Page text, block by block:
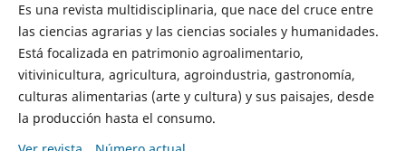
Es una revista multidisciplinaria, que nace del cruce entre
las ciencias agrarias y las ciencias sociales y humanidades.
Está focalizada en patrimonio agroalimentario,
vitivinicultura, agricultura, agroindustria, gastronomía,
culturas alimentarias (arte y cultura) y sus paisajes, desde
la producción hasta el consumo.